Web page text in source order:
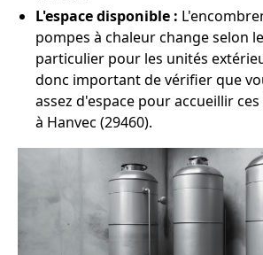
L'espace disponible :
pompes à chaleur change selon
particulier pour les unités
donc important de vérifier que
assez d'espace pour accueillir
à Hanvec (29460).